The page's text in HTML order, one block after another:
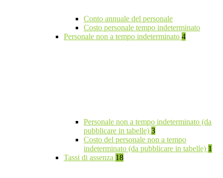
Conto annuale del personale
Costo personale tempo indeterminato
Personale non a tempo indeterminato 4
Personale non a tempo indeterminato (da
pubblicare in tabelle) 3
Costo del personale non a tempo
indeterminato (da pubblicare in tabelle) 1
Tassi di assenza 18